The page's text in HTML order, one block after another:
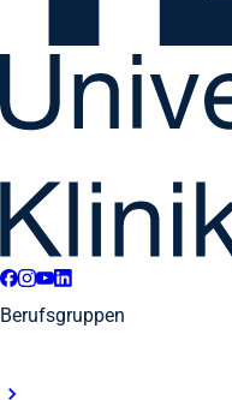
Berufsgruppen